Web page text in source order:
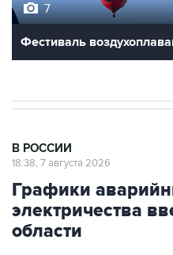
7
Фестиваль
В РОССИИ
18:38, 7 августа 2026
Графики
электричества
области